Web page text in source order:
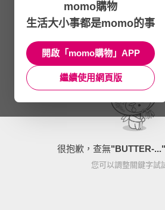
很抱歉，查無"BUTTER-..."
您可以調整關鍵字試
momo購物
生活大小事都是momo的事
開啟「momo購物」APP
繼續使用網頁版